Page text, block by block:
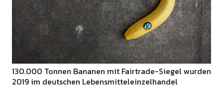
130.000 Tonnen Bananen mit Fairtrade-Siegel wurden
2019 im deutschen Lebensmitteleinzelhandel